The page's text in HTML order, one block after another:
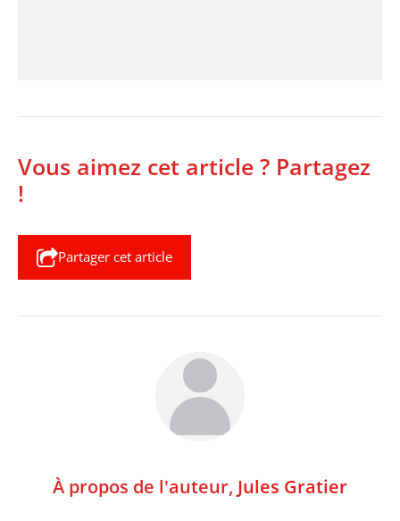
Vous aimez cet article ? Partagez
!
Partager cet article
À propos de l'auteur, Jules Gratier